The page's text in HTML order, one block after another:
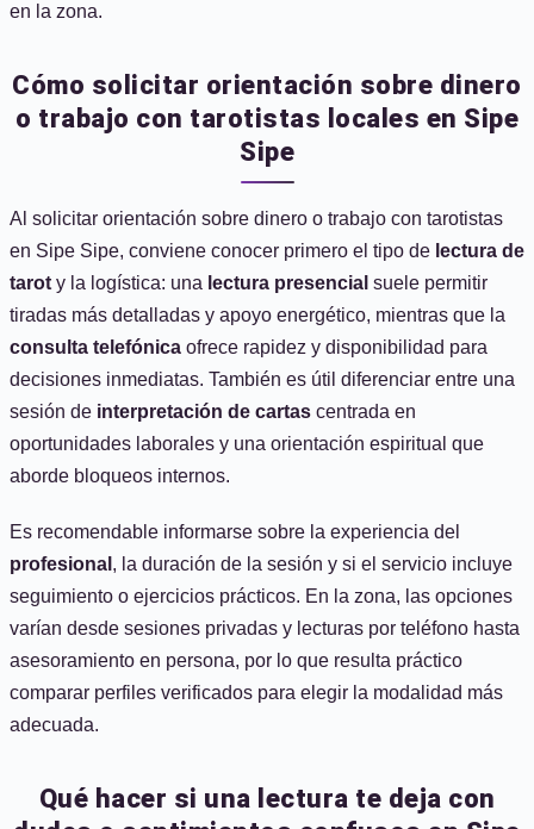
en la zona.
Cómo solicitar orientación sobre dinero
o trabajo con tarotistas locales en Sipe
Sipe
Al solicitar orientación sobre dinero o trabajo con tarotistas
en Sipe Sipe, conviene conocer primero el tipo de lectura de
tarot y la logística: una lectura presencial suele permitir
tiradas más detalladas y apoyo energético, mientras que la
consulta telefónica ofrece rapidez y disponibilidad para
decisiones inmediatas. También es útil diferenciar entre una
sesión de interpretación de cartas centrada en
oportunidades laborales y una orientación espiritual que
aborde bloqueos internos.
Es recomendable informarse sobre la experiencia del
profesional , la duración de la sesión y si el servicio incluye
seguimiento o ejercicios prácticos. En la zona, las opciones
varían desde sesiones privadas y lecturas por teléfono hasta
asesoramiento en persona, por lo que resulta práctico
comparar perfiles verificados para elegir la modalidad más
adecuada.
Qué hacer si una lectura te deja con